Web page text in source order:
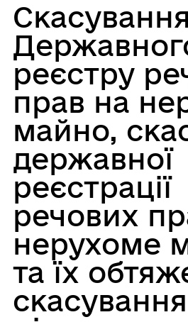
реєстру
прав на
майно,
державної
реєстрації
речових
нерухоме
та їх
скасування